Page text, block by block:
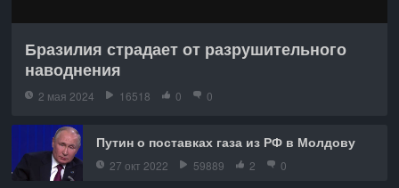
Бразилия страдает от разрушительного
наводнения
2 мая 2024 16518 0 0
Путин о поставках газа из РФ в Молдову
27 окт 2022 59889 2 0